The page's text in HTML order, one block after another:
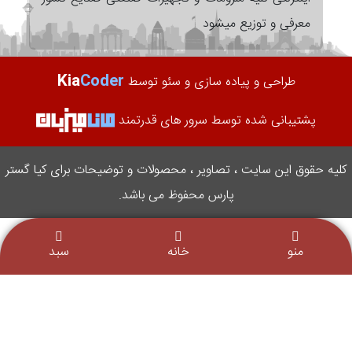
معرفی و توزیع میشود
طراحی و پیاده سازی و سئو توسط KiaCoder
پشتیبانی شده توسط سرور های قدرتمند
کلیه حقوق این سایت ، تصاویر ، محصولات و توضیحات برای کیا گستر
پارس محفوظ می باشد.
منو خانه سبد